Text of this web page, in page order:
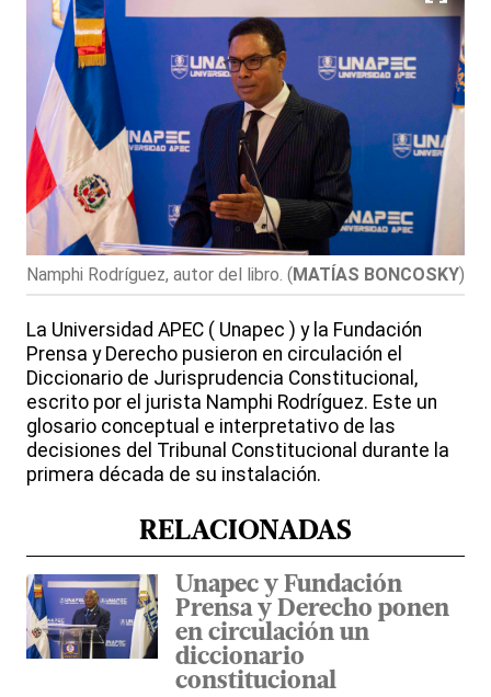
Namphi Rodríguez, autor del libro. ( MATÍAS BONCOSKY)
La Universidad APEC ( Unapec ) y la Fundación
Prensa y Derecho pusieron en circulación el
Diccionario de Jurisprudencia Constitucional,
escrito por el jurista Namphi Rodríguez. Este un
glosario conceptual e interpretativo de las
decisiones del Tribunal Constitucional durante la
primera década de su instalación.
RELACIONADAS
Unapec y Fundación
Prensa y Derecho ponen
en circulación un
diccionario
constitucional